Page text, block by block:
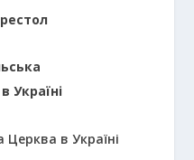
Україні
в Україні